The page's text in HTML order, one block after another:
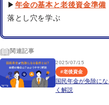
▶ 年金の基本と老後資金準備
落とし穴を学ぶ
関連記事
2025/07/15
#老後資金
国民年金が免除に
く解説